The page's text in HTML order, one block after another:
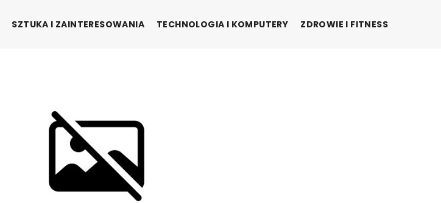
SZTUKA I ZAINTERESOWANIA TECHNOLOGIA I KOMPUTERY ZDROWIE I FITNESS